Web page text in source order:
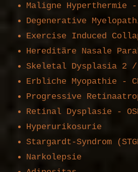
Maligne Hyperthermie -
Degenerative
Exercise Induced
Hereditäre Nasale
Skeletal Dysplasia 2 /
Erbliche Myopathie -
Progressive
Retinal Dysplasie -
Hyperurikosurie
Stargardt-Syndrom
Narkolepsie